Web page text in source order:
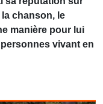
la chanson, le
manière pour lui
vivant en